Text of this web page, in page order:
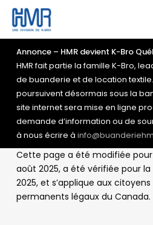
Skip
main
contentAnnonce – HMR devient K-Bro
HMR fait partie la famille K-Bro,
de buanderie et de location
poursuivent désormais sous la
site internet sera mise en ligne
demande d’information ou de
à nous écrire à
Cette page a été modifiée pour
août 2025, a été vérifiée pour la
2025, et s’applique aux
permanents légaux du Canada.